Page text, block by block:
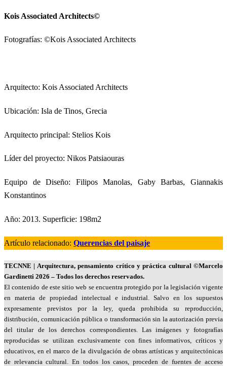
Kois Associated Architects©
Fotografías: ©Kois Associated Architects
Arquitecto: Kois Associated Architects
Ubicación: Isla de Tinos, Grecia
Arquitecto principal: Stelios Kois
Líder del proyecto: Nikos Patsiaouras
Equipo de Diseño: Filipos Manolas, Gaby Barbas, Giannakis
Konstantinos
Año: 2013. Superficie: 198m2
Artículo relacionado: Querencias del paisaje
TECNNE | Arquitectura, pensamiento crítico y práctica cultural ©Marcelo
Gardinetti 2026 – Todos los derechos reservados.
El contenido de este sitio web se encuentra protegido por la legislación vigente
en materia de propiedad intelectual e industrial. Salvo en los supuestos
expresamente previstos por la ley, queda prohibida su reproducción,
distribución, comunicación pública o transformación sin la autorización previa
del titular de los derechos correspondientes. Las imágenes y fotografías
reproducidas se utilizan exclusivamente con fines informativos, críticos y
educativos, en el marco de la divulgación de obras artísticas y arquitectónicas
de relevancia cultural. En todos los casos, proceden de fuentes de acceso